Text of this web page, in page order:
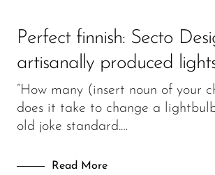
Perfect finnish: Secto
artisanally produced
“How many (insert noun of your
does it take to change a
old joke standard.…
Read More